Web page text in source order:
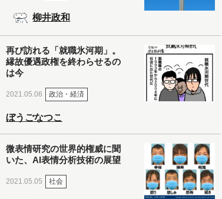
柳井政和
再び訪れる「就職氷河期」。
縁故優遇政権を終わらせるの
は今
2021.05.06 政治・経済
ぼうごなつこ
微表情研究の世界的権威に聞
いた、AI表情分析技術の展望
2021.05.05 社会